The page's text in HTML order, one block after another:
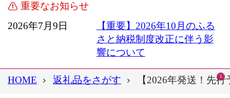
重要なお知らせ
2026年7月9日
【重要】2026年10月のふる
さと納税制度改正に伴う影
響について
HOME 返礼品をさがす 【2026年発送！先